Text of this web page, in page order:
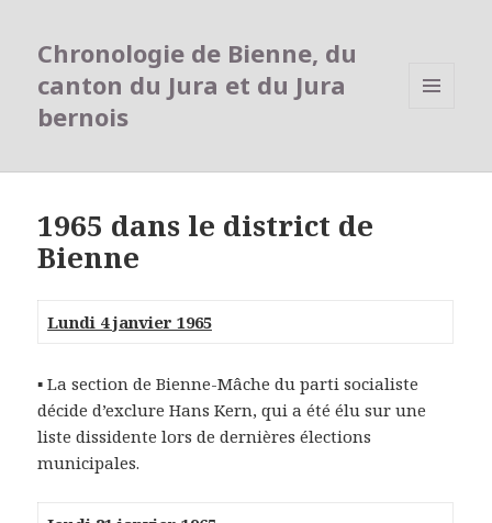
Chronologie de Bienne, du
canton du Jura et du Jura
bernois
1965 dans le district de
Bienne
Lundi 4 janvier 1965
▪ La section de Bienne-Mâche du parti socialiste
décide d’exclure Hans Kern, qui a été élu sur une
liste dissidente lors de dernières élections
municipales.